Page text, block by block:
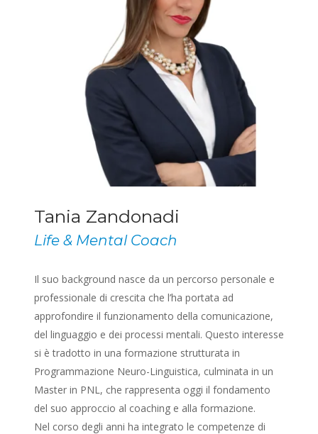
Tania Zandonadi
Life & Mental Coach
Il suo background nasce da un percorso personale e
professionale di crescita che l’ha portata ad
approfondire il funzionamento della comunicazione,
del linguaggio e dei processi mentali. Questo interesse
si è tradotto in una formazione strutturata in
Programmazione Neuro-Linguistica, culminata in un
Master in PNL, che rappresenta oggi il fondamento
del suo approccio al coaching e alla formazione.
Nel corso degli anni ha integrato le competenze di